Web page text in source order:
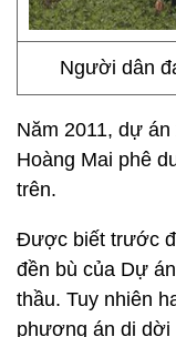
Người dân
Năm 2011, dự
Hoàng Mai phê
trên.
Được biết trước
đền bù của Dự
thầu. Tuy nhiên
phương án di dời